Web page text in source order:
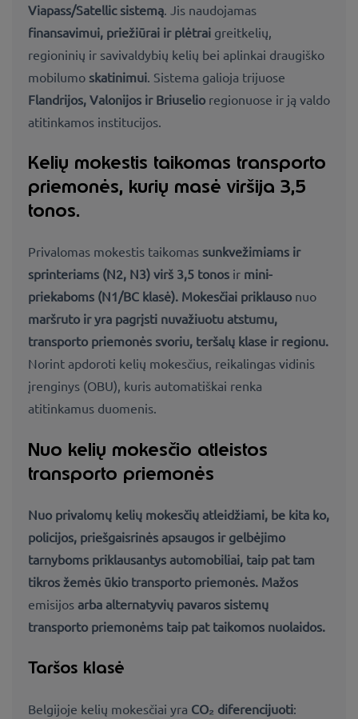
Viapass/Satellic sistemą . Jis naudojamas
finansavimui, priežiūrai ir plėtrai greitkelių,
regioninių ir savivaldybių kelių bei aplinkai draugiško
mobilumo skatinimui . Sistema galioja trijuose
Flandrijos, Valonijos ir Briuselio regionuose ir ją valdo
atitinkamos institucijos.
Kelių mokestis taikomas transporto
priemonės, kurių masė viršija 3,5
tonos.
Privalomas mokestis taikomas sunkvežimiams ir
sprinteriams (N2, N3) virš 3,5 tonos ir mini-
priekaboms (N1/BC klasė). Mokesčiai priklauso nuo
maršruto ir yra pagrįsti nuvažiuotu atstumu,
transporto priemonės svoriu, teršalų klase ir regionu.
Norint apdoroti kelių mokesčius, reikalingas vidinis
įrenginys (OBU), kuris automatiškai renka
atitinkamus duomenis.
Nuo kelių mokesčio atleistos
transporto priemonės
Nuo privalomų kelių mokesčių atleidžiami, be kita ko,
policijos, priešgaisrinės apsaugos ir gelbėjimo
tarnyboms priklausantys automobiliai, taip pat tam
tikros žemės ūkio transporto priemonės. Mažos
emisijos arba alternatyvių pavaros sistemų
transporto priemonėms taip pat taikomos nuolaidos.
Taršos klasė
Belgijoje kelių mokesčiai yra CO₂ diferencijuoti: